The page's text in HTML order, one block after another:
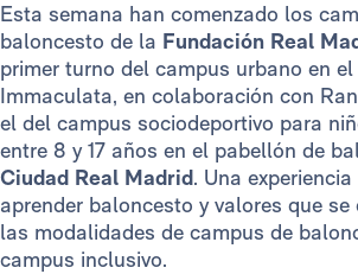
Esta semana han comenzado los
baloncesto de la Fundación Real
primer turno del campus urbano en
Immaculata, en colaboración con
el del campus sociodeportivo para
entre 8 y 17 años en el pabellón de
Ciudad Real Madrid. Una
aprender baloncesto y valores que
las modalidades de campus de
campus inclusivo.